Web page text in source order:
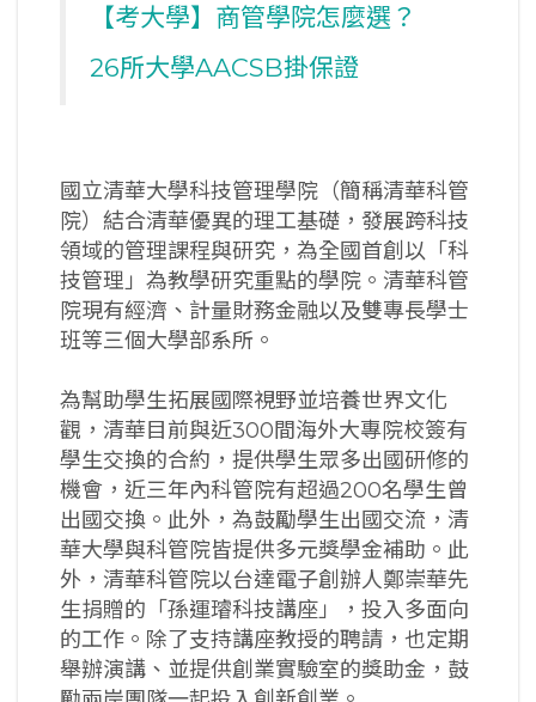
【考大學】商管學院怎麼選？
26所大學AACSB掛保證
國立清華大學科技管理學院（簡稱清華科管
院）結合清華優異的理工基礎，發展跨科技
領域的管理課程與研究，為全國首創以「科
技管理」為教學研究重點的學院。清華科管
院現有經濟、計量財務金融以及雙專長學士
班等三個大學部系所。
為幫助學生拓展國際視野並培養世界文化
觀，清華目前與近300間海外大專院校簽有
學生交換的合約，提供學生眾多出國研修的
機會，近三年內科管院有超過200名學生曾
出國交換。此外，為鼓勵學生出國交流，清
華大學與科管院皆提供多元獎學金補助。此
外，清華科管院以台達電子創辦人鄭崇華先
生捐贈的「孫運璿科技講座」，投入多面向
的工作。除了支持講座教授的聘請，也定期
舉辦演講、並提供創業實驗室的獎助金，鼓